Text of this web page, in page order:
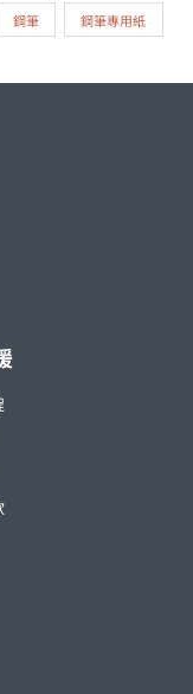
鋼筆 鋼筆專用紙